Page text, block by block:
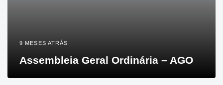
9 MESES ATRÁS
Assembleia Geral Ordinária – AGO